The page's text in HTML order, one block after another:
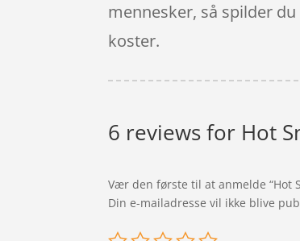
mennesker, så spilder
koster.
6 reviews for Hot
Vær den første til at anmelde “Hot
Din e-mailadresse vil ikke blive